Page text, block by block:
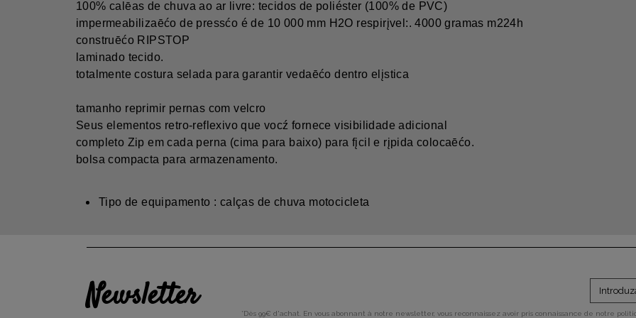
100% calēas de chuva ao ar livre: tecidos de poliéster (100% de PVC)
impermeabilizaēćo de pressćo é de 10 000 mm H2O respirįvel:. 4000 gramas m224h
construēćo RIPSTOP
laminado tecido.
totalmente costura selada para garantir vedaēćo dentro elįstica
tamanho reprimir pernas com velcro
Seus elementos retro-reflexivo que vocź fornece visibilidade adicional
completo Zip em cada perna (cima para baixo) para fįcil e rįpida colocaēćo.
bolsa compacta para armazenamento.
Tipo de equipamento : calças de chuva motocicleta
Newsletter *Dès 99€ d'achat. En vous abonnant à notre newsletter, vous reconnaissez avoir pris connaissance de notre